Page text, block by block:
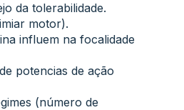
da tolerabilidade.
motor).
influem na focalidade
potencias de ação
(número de